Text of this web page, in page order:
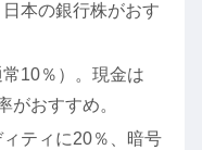
本の銀行株がおす
10％）。現金は
がおすすめ。
ティに20％、暗号